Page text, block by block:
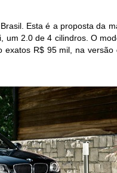
Esta é a proposta da
um 2.0 de 4 cilindros. O
exatos R$ 95 mil, na